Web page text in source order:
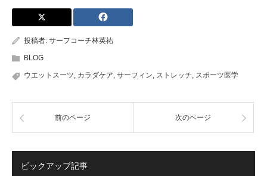
投稿者: サーフコーチ林英祐
BLOG
ウエットスーツ, カラダケア, サーフィン, ストレッチ, スポーツ医学
前のページ 次のページ
ピックアップ記事